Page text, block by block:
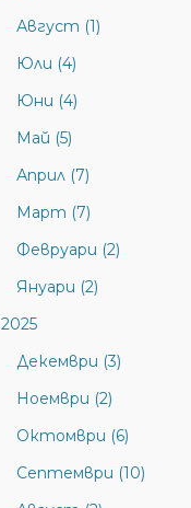
Август (1)
Юли (4)
Юни (4)
Май (5)
Април (7)
Март (7)
Февруари (2)
Януари (2)
2025
Декември (3)
Ноември (2)
Октомври (6)
Септември (10)